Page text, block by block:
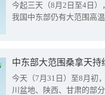
今起三天（8月2日至4日
我国中东部仍有大范围高
中东部大范围桑拿天
今天（7月31日）至8月初
川盆地、陕西、甘肃的部